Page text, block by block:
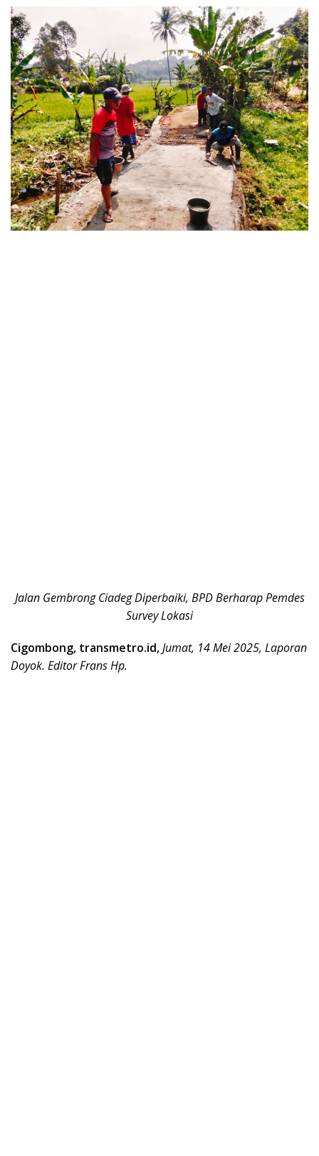
Jalan Gembrong Ciadeg Diperbaiki, BPD Berharap Pemdes
Survey Lokasi
Cigombong, transmetro.id,Jumat, 14 Mei 2025, Laporan
Doyok. Editor Frans Hp.